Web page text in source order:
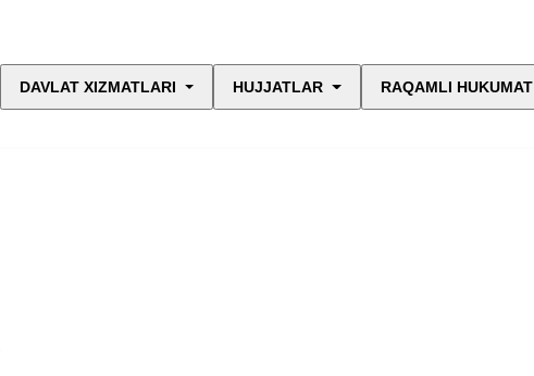
DAVLAT XIZMATLARI HUJJATLAR RAQAMLI HUKUMAT